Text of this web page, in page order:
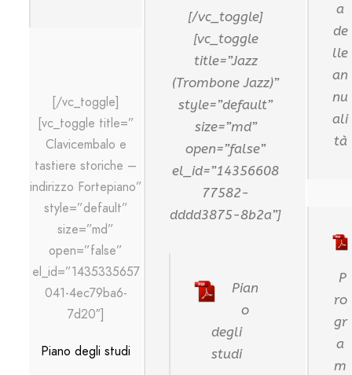
[/vc_toggle]
[vc_toggle title=”
Clavicembalo e
tastiere storiche –
indirizzo Fortepiano”
style=”default”
size=”md”
open=”false”
el_id=”1435335657
041-4ec79ba6-
7d20″]
Piano degli studi
[/vc_toggle]
[vc_toggle
title=”Jazz
(Trombone Jazz)”
style=”default”
size=”md”
open=”false”
el_id=”14356608
77582-
dddd3875-8b2a”]
Pian
o
degli
studi
a
de
lle
an
nu
ali
tà
P
ro
gr
a
m